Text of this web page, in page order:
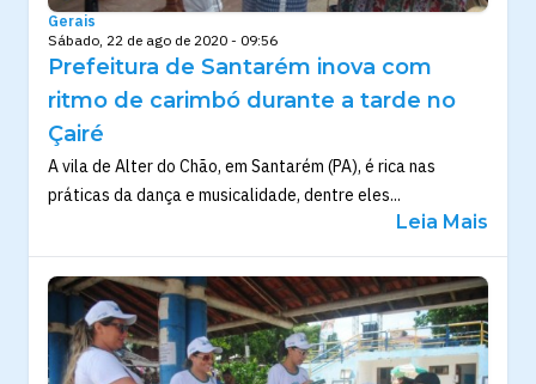
Gerais
Sábado, 22 de ago de 2020 - 09:56
Prefeitura de Santarém inova com
ritmo de carimbó durante a tarde no
Çairé
A vila de Alter do Chão, em Santarém (PA), é rica nas
práticas da dança e musicalidade, dentre eles...
Leia Mais